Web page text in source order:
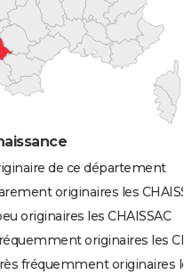
de ce département
originaires les
originaires les CHAISSAC
originaires les
fréquemment originaires